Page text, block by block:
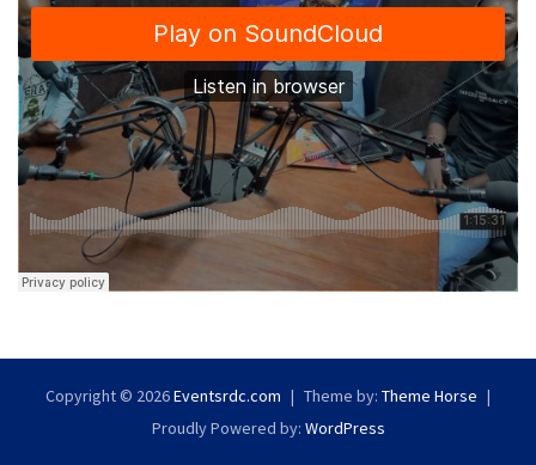
Copyright © 2026Eventsrdc.com Theme by: Theme Horse
Proudly Powered by: WordPress